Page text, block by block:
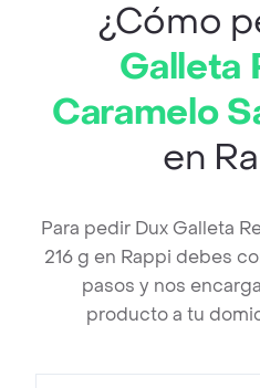
¿Cómo
Galleta
Caramelo
en
Para pedir Dux Galleta
216 g en Rappi debes
pasos y nos
producto a tu